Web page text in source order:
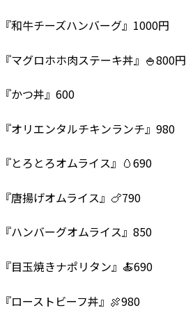
『和牛チーズハンバーグ』1000円
『マグロホホ肉ステーキ丼』🍚800円
『かつ丼』600
『オリエンタルチキンランチ』980
『とろとろオムライス』🥚690
『唐揚げオムライス』🍗790
『ハンバーグオムライス』850
『目玉焼きナポリタン』🍝690
『ローストビーフ丼』🍖980